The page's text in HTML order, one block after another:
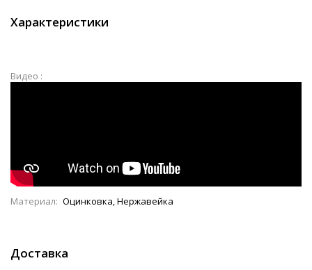
Характеристики
Видео :
Материал: Оцинковка, Нержавейка
Доставка